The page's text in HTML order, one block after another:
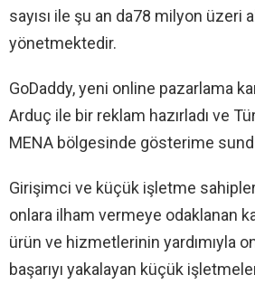
sayısı ile şu an da78 milyon üzeri
yönetmektedir.
GoDaddy, yeni online pazarlama
Arduç ile bir reklam hazırladı ve
MENA bölgesinde gösterime
Girişimci ve küçük işletme
onlara ilham vermeye odaklanan
ürün ve hizmetlerinin yardımıyla
başarıyı yakalayan küçük